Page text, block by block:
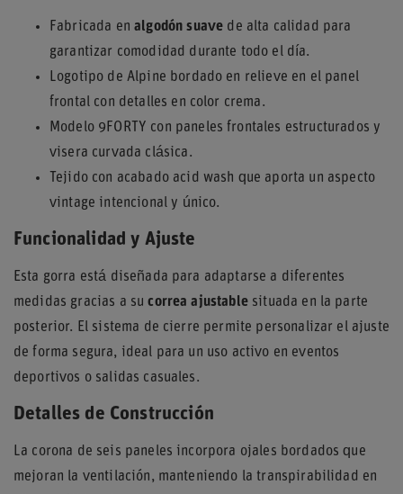
Fabricada enalgodón suave de alta calidad para
garantizar comodidad durante todo el día.
Logotipo de Alpine bordado en relieve en el panel
frontal con detalles en color crema.
Modelo 9FORTY con paneles frontales estructurados y
visera curvada clásica.
Tejido con acabado acid wash que aporta un aspecto
vintage intencional y único.
Funcionalidad y Ajuste
Esta gorra está diseñada para adaptarse a diferentes
medidas gracias a sucorrea ajustablesituada en la parte
posterior. El sistema de cierre permite personalizar el ajuste
de forma segura, ideal para un uso activo en eventos
deportivos o salidas casuales.
Detalles de Construcción
La corona de seis paneles incorpora ojales bordados que
mejoran la ventilación, manteniendo la transpirabilidad en